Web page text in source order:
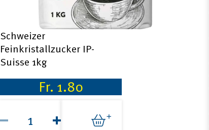
Schweizer
Feinkristallzucker IP-
Suisse 1kg
Fr. 1.80
Feinkristallzucker
IP-